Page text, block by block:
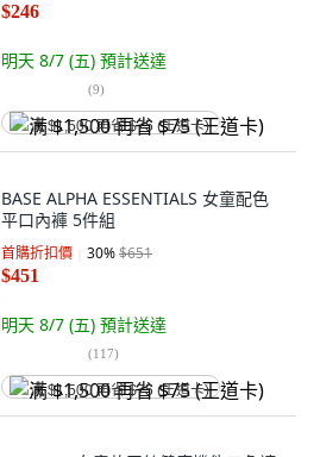
$246
明天 8/7 (五) 預計送達
(9)
满 $1,500 再省 $75 (王道卡)
BASE ALPHA ESSENTIALS 女童配色
平口內褲 5件組
首購折扣價 30%$651
$451
明天 8/7 (五) 預計送達
(117)
满 $1,500 再省 $75 (王道卡)